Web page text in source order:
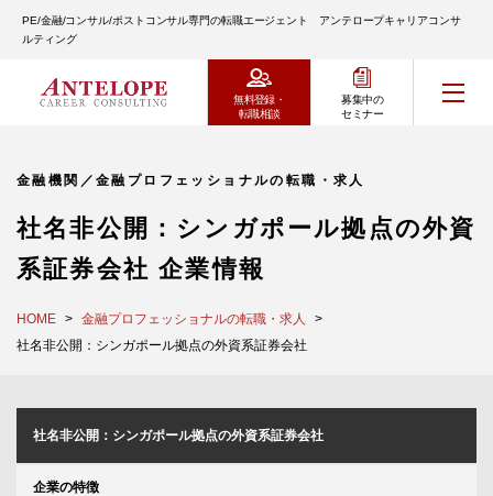
PE/金融/コンサル/ポストコンサル専門の転職エージェント アンテロープキャリアコンサ
ルティング
無料登録・
転職相談
募集中の
セミナー
金融機関／金融プロフェッショナルの転職・求人
社名非公開：シンガポール拠点の外資
系証券会社 企業情報
HOME
金融プロフェッショナルの転職・求人
社名非公開：シンガポール拠点の外資系証券会社
社名非公開：シンガポール拠点の外資系証券会社
企業の特徴